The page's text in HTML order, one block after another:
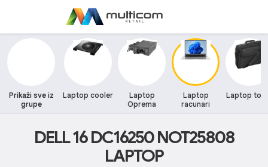
Prikaži sve iz
grupe
Laptop cooler
Laptop
Oprema
Laptop
racunari
Laptop
DELL 16 DC16250 NOT25808
LAPTOP